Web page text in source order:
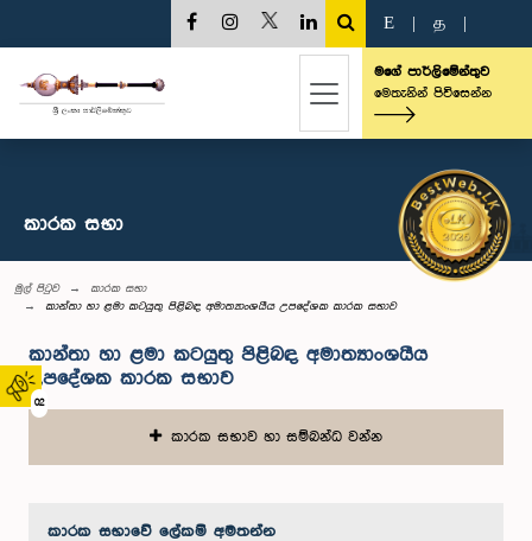
02
E த
මගේ පාර්ලිමේන්තුව
මෙතැනින් පිවිසෙන්න
කාරක සභා
මුල් පිටුව
කාරක සභා
කාන්තා හා ළමා කටයුතු පිළිබඳ අමාත්‍යාංශයීය උපදේශක කාරක සභාව
කාන්තා හා ළමා කටයුතු පිළිබඳ අමාත්‍යාංශයීය
උපදේශක කාරක සභාව
කාරක සභාව හා සම්බන්ධ වන්න
කාරක සභා‌වේ ලේකම් අමතන්න